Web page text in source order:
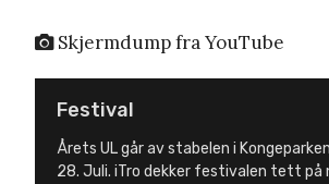
Skjermdump fra YouTube
Festival
Årets UL går av stabelen i
28. Juli. iTro dekker festivalen tett på